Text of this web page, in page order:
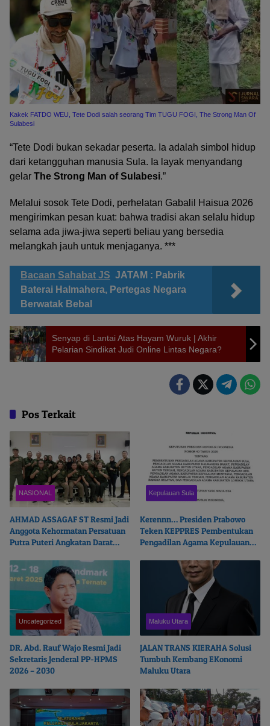
Kakek FATDO WEU, Tete Dodi salah seorang Tim TUGU FOGI, The Strong Man Of
Sulabesi
“Tete Dodi bukan sekadar peserta. Ia adalah simbol hidup
dari ketangguhan manusia Sula. Ia layak menyandang
gelar The Strong Man of Sulabesi.”
Melalui sosok Tete Dodi, perhelatan Gabalil Haisua 2026
mengirimkan pesan kuat: bahwa tradisi akan selalu hidup
selama ada jiwa-jiwa seperti beliau yang bersedia
melangkah jauh untuk menjaganya. ***
Bacaan Sahabat JS JATAM : Pabrik
Baterai Halmahera, Pertegas Negara
Berwatak Bebal
Senyap di Lantai Atas Hayam Wuruk | Akhir
Pelarian Sindikat Judi Online Lintas Negara?
Pos Terkait
NASIONAL
AHMAD ASSAGAF ST Resmi Jadi
Anggota Kehormatan Persatuan
Putra Puteri Angkatan Darat
UTARA
Kepulauan Sula
Kerennn… Presiden Prabowo
Teken KEPPRES Pembentukan
Pengadilan Agama Kepulauan
Uncategorized
DR. Abd. Rauf Wajo Resmi Jadi
Sekretaris Jenderal PP-HPMS
2026 – 2030
Maluku Utara
JALAN TRANS KIERAHA Solusi
Tumbuh Kembang EKonomi
Maluku Utara